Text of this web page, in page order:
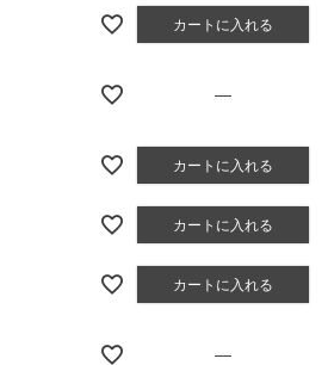
カートに入れる
—
カートに入れる
カートに入れる
カートに入れる
—